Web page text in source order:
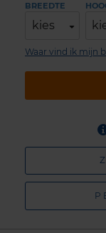
BREEDTE
kies
Waar vind ik mijn